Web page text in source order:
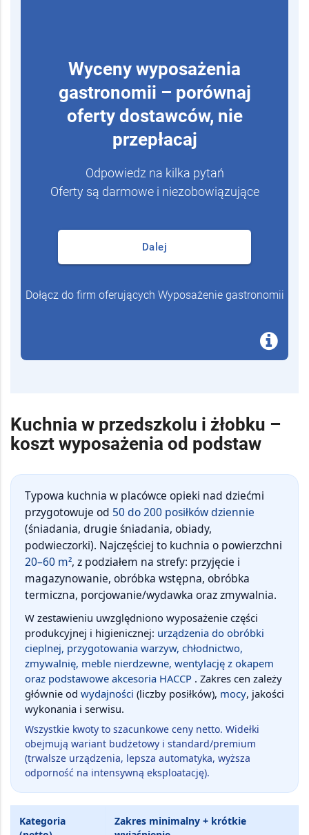
Wyceny wyposażenia
gastronomii – porównaj
oferty dostawców, nie
przepłacaj
Odpowiedz na kilka pytań
Oferty są darmowe i niezobowiązujące
Dalej
Dołącz do firm oferujących Wyposażenie gastronomii
Kuchnia w przedszkolu i żłobku –
koszt wyposażenia od podstaw
Typowa kuchnia w placówce opieki nad dziećmi
przygotowuje od 50 do 200 posiłków dziennie
(śniadania, drugie śniadania, obiady,
podwieczorki). Najczęściej to kuchnia o powierzchni
20–60 m², z podziałem na strefy: przyjęcie i
magazynowanie, obróbka wstępna, obróbka
termiczna, porcjowanie/wydawka oraz zmywalnia.
W zestawieniu uwzględniono wyposażenie części
produkcyjnej i higienicznej: urządzenia do obróbki
cieplnej, przygotowania warzyw, chłodnictwo,
zmywalnię, meble nierdzewne, wentylację z okapem
oraz podstawowe akcesoria HACCP . Zakres cen zależy
głównie od wydajności (liczby posiłków), mocy, jakości
wykonania i serwisu.
Wszystkie kwoty to szacunkowe ceny netto. Widełki
obejmują wariant budżetowy i standard/premium
(trwalsze urządzenia, lepsza automatyka, wyższa
odporność na intensywną eksploatację).
Kategoria
Zakres minimalny + krótkie